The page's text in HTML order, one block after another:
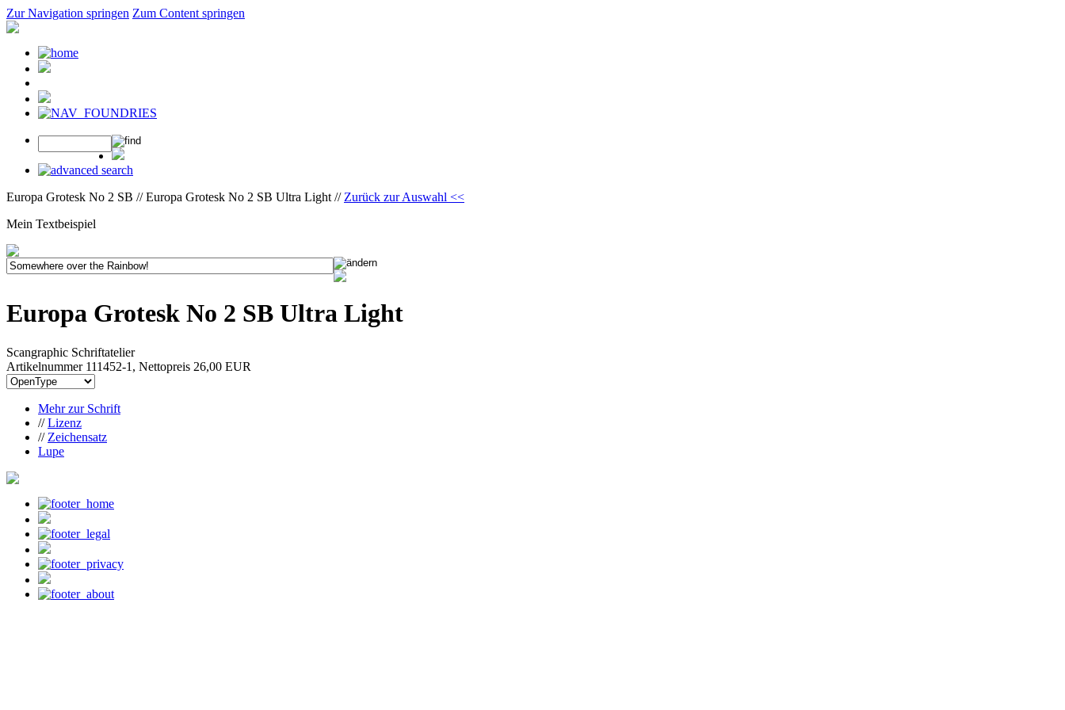
Zur Navigation springen Zum Content springen
Europa Grotesk No 2 SB // Europa Grotesk No 2 SB Ultra Light // Zurück zur Auswahl <<
Mein Textbeispiel
Europa Grotesk No 2 SB Ultra Light
Scangraphic Schriftatelier
Artikelnummer 111452-1, Nettopreis 26,00 EUR
Mehr zur Schrift
//Lizenz
// Zeichensatz
Lupe